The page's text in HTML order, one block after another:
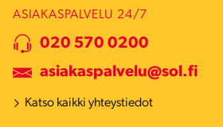
ASIAKASPALVELU 24/7
020 570 0200
asiakaspalvelu@sol.fi
Katso kaikki yhteystiedot